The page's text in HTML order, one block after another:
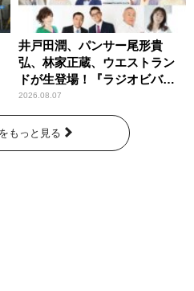
井戸田潤、パンサー尾形貴
弘、林家正蔵、ウエストラン
ドが生登場！『ラジオビバリ
ー昼ズ』
2026.08.07
もっと見る